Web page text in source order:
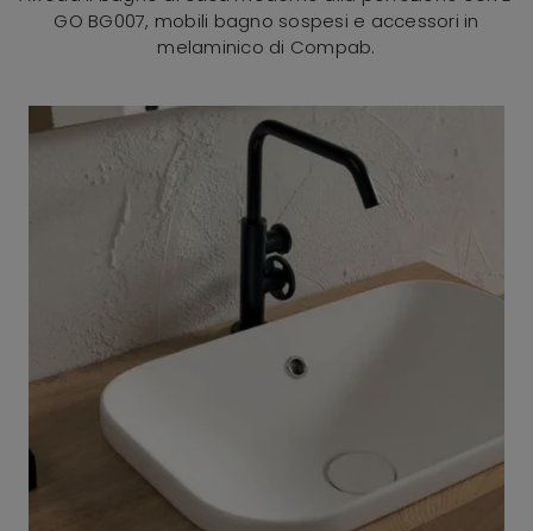
GO BG007, mobili bagno sospesi e accessori in
melaminico di Compab.